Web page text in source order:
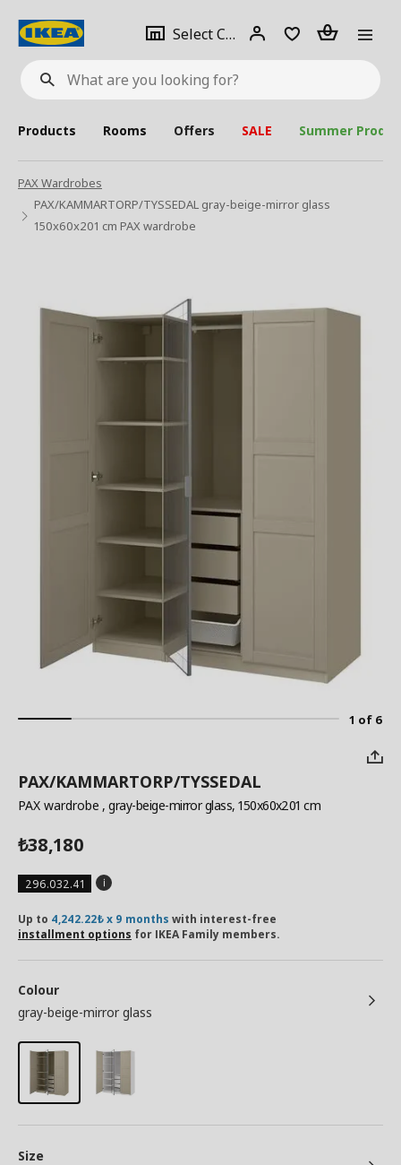
What
are
looking
for?
Select City Select
city
Login Piece(s)
Products Rooms Offers SALE Summer
PAX Wardrobes
PAX/KAMMARTORP/TYSSEDAL gray-beige-mirror glass
150x60x201 cm PAX wardrobe
1 of 6
PAX/KAMMARTORP/TYSSEDAL
PAX wardrobe , gray-beige-mirror glass, 150x60x201 cm
₺38,180
296.032.41
Up to 4,242.22₺ x 9 months with interest-free
installment options for IKEA Family members.
Colour
gray-beige-mirror glass
Size